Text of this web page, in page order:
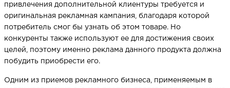
Выберите свой город
привлечения дополнительной клиентуры требуется и
оригинальная рекламная кампания, благодаря которой
потребитель смог бы узнать об этом товаре. Но
конкуренты также используют ее для достижения своих
целей, поэтому именно реклама данного продукта должна
побудить приобрести его.
Одним из приемов рекламного бизнеса, применяемым в